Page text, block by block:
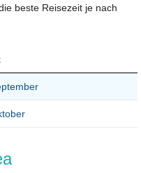
beste Reisezeit je nach